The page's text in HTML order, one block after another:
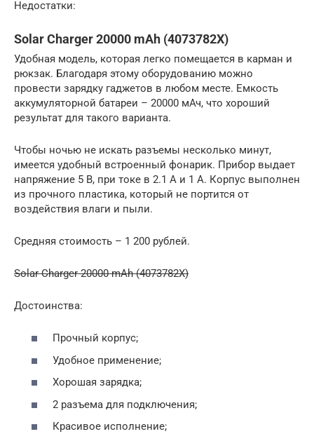
Недостатки:
Solar Charger 20000 mAh (4073782X)
Удобная модель, которая легко помещается в карман и
рюкзак. Благодаря этому оборудованию можно
провести зарядку гаджетов в любом месте. Емкость
аккумуляторной батареи – 20000 мАч, что хороший
результат для такого варианта.
Чтобы ночью не искать разъемы несколько минут,
имеется удобный встроенный фонарик. Прибор выдает
напряжение 5 В, при токе в 2.1 А и 1 А. Корпус выполнен
из прочного пластика, который не портится от
воздействия влаги и пыли.
Средняя стоимость – 1 200 рублей.
Solar Charger 20000 mAh (4073782X)
Достоинства:
Прочный корпус;
Удобное применение;
Хорошая зарядка;
2 разъема для подключения;
Красивое исполнение;